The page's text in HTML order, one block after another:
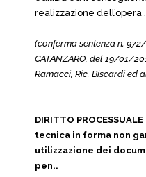
realizzazione dell’opera .
(conferma sentenza n. 972/
CATANZARO, del 19/01/
Ramacci, Ric. Biscardi ed
DIRITTO
tecnica in forma non
utilizzazione dei
pen..